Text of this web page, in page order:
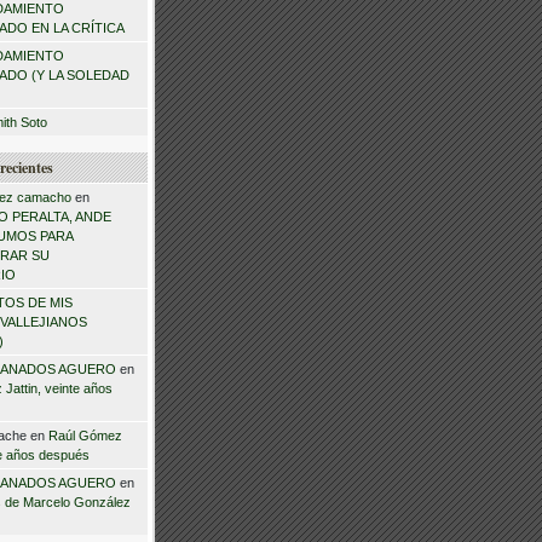
EN LA CRÍTICA
(Y LA SOLEDAD
Soto
camachoen
PERALTA, ANDE
PARA
SU
DE MIS
AGUERO en
Jattin, veinte años
en Raúl Gómez
años después
AGUERO en
de Marcelo González